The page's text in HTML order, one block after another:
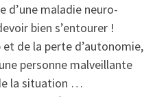
d’une maladie neuro-
bien s’entourer !
de la perte d’autonomie,
personne malveillante
la situation …